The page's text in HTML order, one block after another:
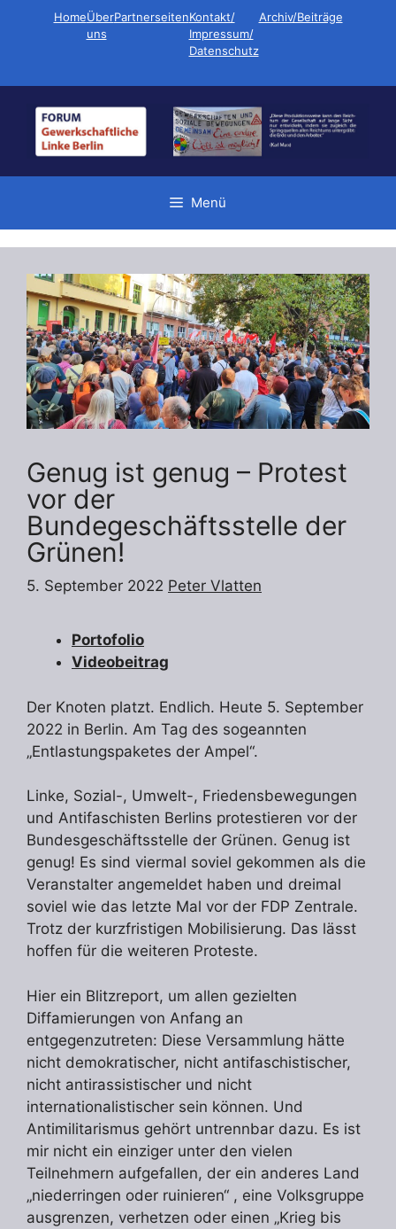
HomeÜber
uns
PartnerseitenKontakt/
Impressum/
Datenschutz
Archiv/Beiträge
Menü
Genug ist genug – Protest
vor der
Bundegeschäftsstelle der
Grünen!
5. September 2022 Peter Vlatten
Portofolio
Videobeitrag
Der Knoten platzt. Endlich. Heute 5. September
2022 in Berlin. Am Tag des sogeannten
„Entlastungspaketes der Ampel“.
Linke, Sozial-, Umwelt-, Friedensbewegungen
und Antifaschisten Berlins protestieren vor der
Bundesgeschäftsstelle der Grünen. Genug ist
genug! Es sind viermal soviel gekommen als die
Veranstalter angemeldet haben und dreimal
soviel wie das letzte Mal vor der FDP Zentrale.
Trotz der kurzfristigen Mobilisierung. Das lässt
hoffen für die weiteren Proteste.
Hier ein Blitzreport, um allen gezielten
Diffamierungen von Anfang an
entgegenzutreten: Diese Versammlung hätte
nicht demokratischer, nicht antifaschistischer,
nicht antirassistischer und nicht
internationalistischer sein können. Und
Antimilitarismus gehört untrennbar dazu. Es ist
mir nicht ein einziger unter den vielen
Teilnehmern aufgefallen, der ein anderes Land
„niederringen oder ruinieren“ , eine Volksgruppe
ausgrenzen, verhetzen oder einen „Krieg bis